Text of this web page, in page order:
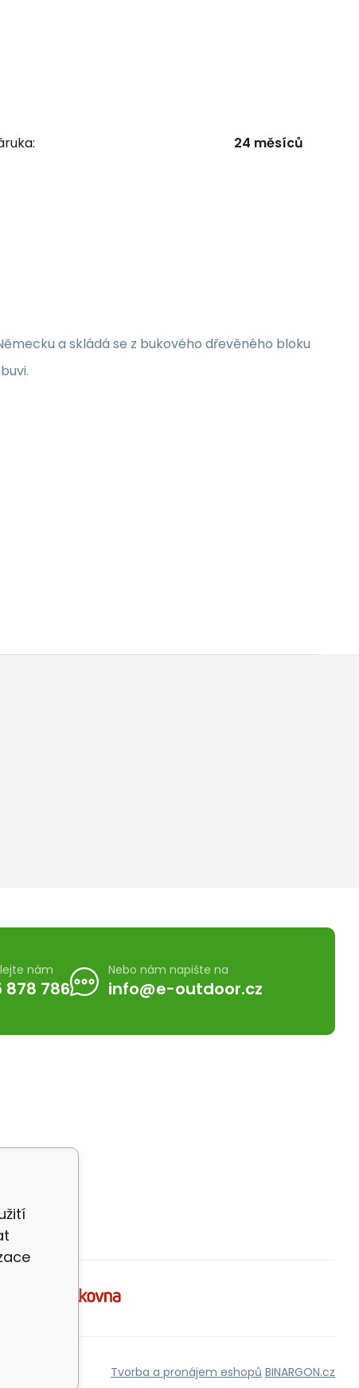
24 měsíců
a skládá se z bukového dřevěného bloku
nám
878 786
Nebo nám napište na
info@e-outdoor.cz
Tvorba a pronájem eshopů BINARGON.cz